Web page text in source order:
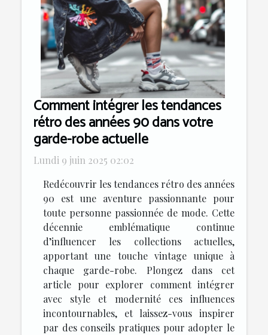
Comment intégrer les tendances
rétro des années 90 dans votre
garde-robe actuelle
Lundi 9 juin 2025 02:02
Redécouvrir les tendances rétro des années
90 est une aventure passionnante pour
toute personne passionnée de mode. Cette
décennie emblématique continue
d’influencer les collections actuelles,
apportant une touche vintage unique à
chaque garde-robe. Plongez dans cet
article pour explorer comment intégrer
avec style et modernité ces influences
incontournables, et laissez-vous inspirer
par des conseils pratiques pour adopter le